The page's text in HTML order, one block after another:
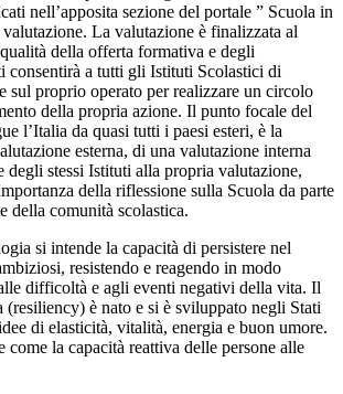
nell’apposita sezione del portale ” Scuola in
La valutazione è finalizzata al
della offerta formativa e degli
consentirà a tutti gli Istituti Scolastici di
sul proprio operato per realizzare un circolo
della propria azione. Il punto focale del
l’Italia da quasi tutti i paesi esteri, è la
esterna, di una valutazione interna
degli stessi Istituti alla propria valutazione,
della riflessione sulla Scuola da parte
della comunità scolastica.
si intende la capacità di persistere nel
resistendo e reagendo in modo
difficoltà e agli eventi negativi della vita. Il
(resiliency) è nato e si è sviluppato negli Stati
di elasticità, vitalità, energia e buon umore.
come la capacità reattiva delle persone alle